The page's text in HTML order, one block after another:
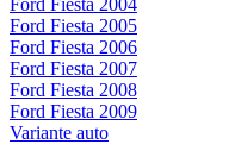
Ford Fiesta 2005
Ford Fiesta 2006
Ford Fiesta 2007
Ford Fiesta 2008
Ford Fiesta 2009
Variante auto